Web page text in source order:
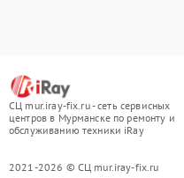
СЦ mur.iray-fix.ru - сеть сервисных
центров в Мурманске по ремонту и
обслуживанию техники iRay
2021-2026 © СЦ mur.iray-fix.ru